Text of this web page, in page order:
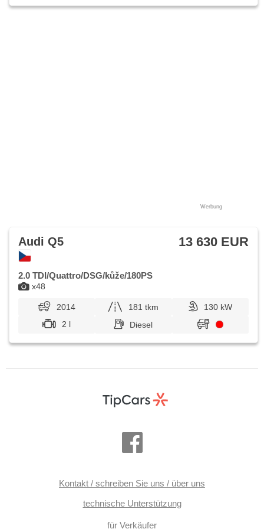
Werbung
x48
Audi Q5 13 630 EUR
2.0 TDI/Quattro/DSG/kůže/180PS
2014 181 tkm
130 kW
2 l
Diesel
Kontakt / schreiben Sie uns / über uns
technische Unterstützung
für Verkäufer